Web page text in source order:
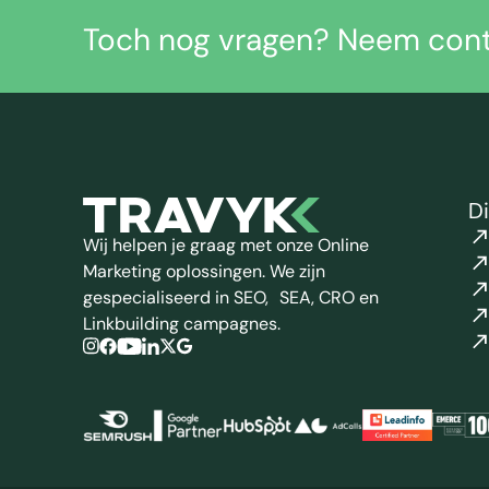
Toch nog vragen? Neem
Wij helpen je graag met onze Online
Marketing oplossingen. We zijn
gespecialiseerd in SEO, SEA, CRO en
Linkbuilding campagnes.